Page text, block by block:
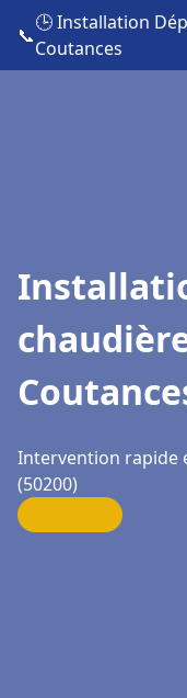
📞
🕒 Installation
Coutances
Intervention rapide
(50200)